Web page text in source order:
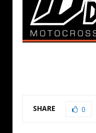
SHARE 0